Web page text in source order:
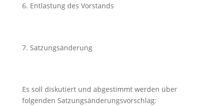
Entlastung des Vorstands
Satzungsänderung
Es soll diskutiert und abgestimmt werden über
folgenden Satzungsänderungsvorschlag: